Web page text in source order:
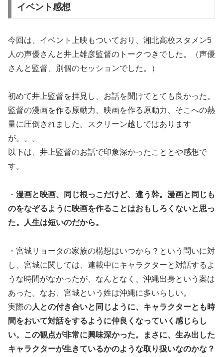
イベント感想
今回は、イベント上映もついており、湘北高校スタメン5
人の声優さんと井上雄彦監督のトークつきでした。（声優
さんと監督、別個のセッションでした。）
初めて井上監督を拝見し、お話を聞けてとても良かった。
監督の漫画を作る原動力、映画を作る原動力、そこへの熱
量に圧倒されました。スクリーン越しではあります
が。。。
以下は、井上監督のお話で印象深かったこととや感想で
す。
・ 漫画と映画、同じ根っこだけど、違う幹。漫画と同じも
のをなぞるように映画を作ることはおもしろくないと思っ
た。人生は短いのだから。
・宮城リョータの家族の構想はいつから？という問いに対
し、宮城に関しては、連載中にキャラクターと対話するよ
うな時間がなかったが、なんとなく、沖縄出身という案は
あった。なお、宮城という姓は沖縄に多いらしい。
実際の人との付き合いと同じように、キャラクターとも時
間をおいて対話をするように仲良くなっていく感じらし
い。この観点が非常に興味深かった。まさに、生み出した
キャラクターが生きているかのような取り扱いなのかな？